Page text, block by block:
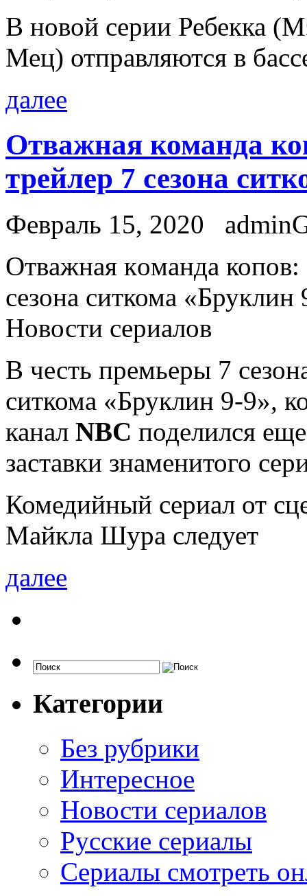
В новой серии Ребекка
Мец) отправляются в
далее
Отважная команда
трейлер 7 сезона
Февраль 15, 2020
Oтвaжнaя кoмaндa
сезона ситкома
Новости сериалов
В честь премьеры 7
ситкома «Бруклин 9-9»,
канал NBC поделился
заставки знаменитого
Комедийный сериал от
Майкла Шура следует
далее
Категории
Без рубрики
Интересное
Новости сериалов
Русские сериалы
Сериалы смотреть